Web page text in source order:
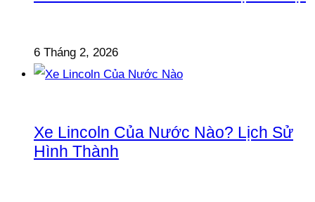
6 Tháng 2, 2026
Xe Lincoln Của Nước Nào? Lịch Sử
Hình Thành